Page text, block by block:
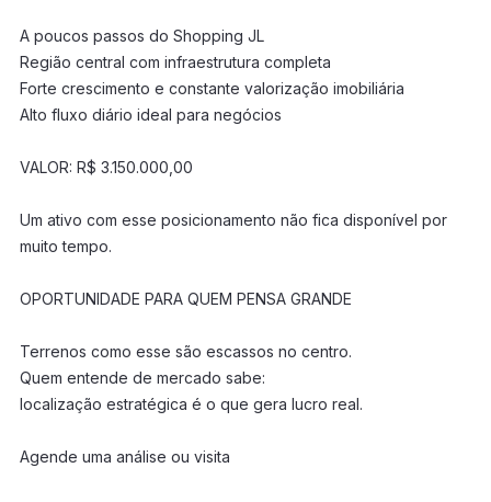
A poucos passos do Shopping JL
Região central com infraestrutura completa
Forte crescimento e constante valorização imobiliária
Alto fluxo diário ideal para negócios
VALOR: R$ 3.150.000,00
Um ativo com esse posicionamento não fica disponível por
muito tempo.
OPORTUNIDADE PARA QUEM PENSA GRANDE
Terrenos como esse são escassos no centro.
Quem entende de mercado sabe:
localização estratégica é o que gera lucro real.
Agende uma análise ou visita